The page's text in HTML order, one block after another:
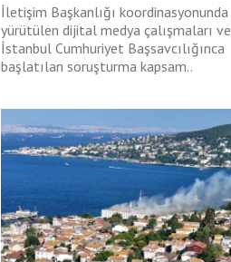
İletişim Başkanlığı koordinasyonunda
yürütülen dijital medya çalışmaları ve
İstanbul Cumhuriyet Başsavcılığınca
başlatılan soruşturma kapsam..